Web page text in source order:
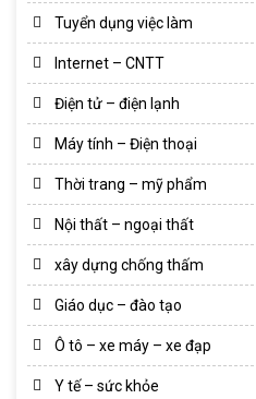
Tuyển dụng việc làm
Internet – CNTT
Điện tử – điện lạnh
Máy tính – Điện thoại
Thời trang – mỹ phẩm
Nội thất – ngoại thất
xây dựng chống thấm
Giáo dục – đào tạo
Ô tô – xe máy – xe đạp
Y tế – sức khỏe